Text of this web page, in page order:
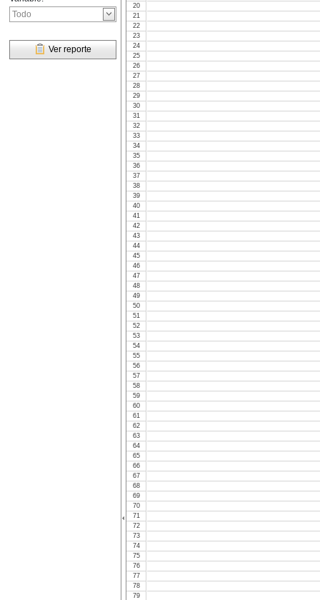
Ver reporte
20
21
22
23
24
25
26
27
28
29
30
31
32
33
34
35
36
37
38
39
40
41
42
43
44
45
46
47
48
49
50
51
52
53
54
55
56
57
58
59
60
61
62
63
64
65
66
67
68
69
70
71
72
73
74
75
76
77
78
79